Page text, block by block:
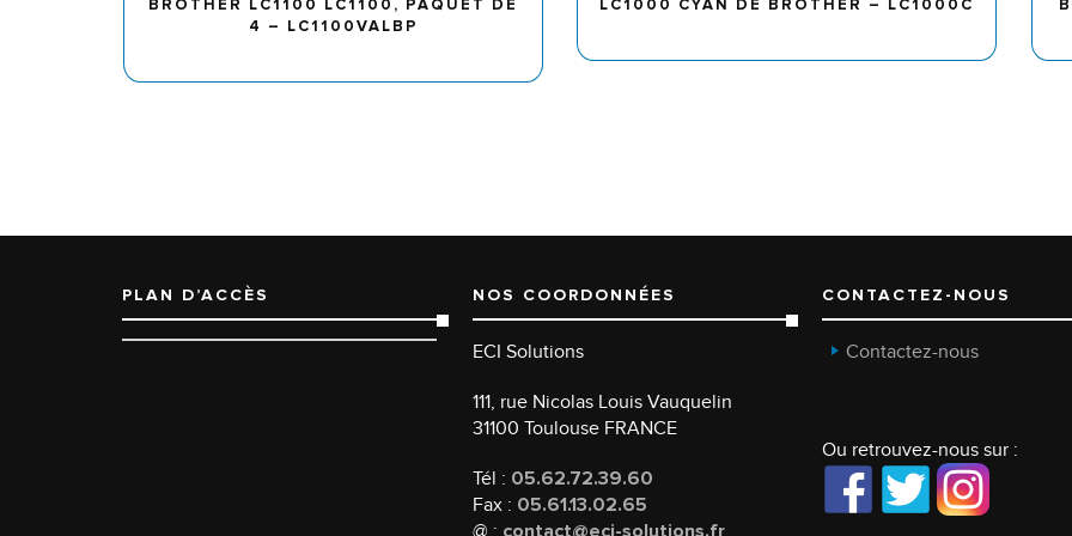
BROTHER LC1100 LC1100, PAQUET DE
4 – LC1100VALBP
LC1000 CYAN DE BROTHER – LC1000C
PLAN D’ACCÈS NOS COORDONNÉES
ECI Solutions
111, rue Nicolas Louis Vauquelin
31100 Toulouse FRANCE
Tél : 05.62.72.39.60
Fax : 05.61.13.02.65
@ : contact@eci-solutions.fr
CONTACTEZ-NOUS
Contactez-nous
Ou retrouvez-nous sur :